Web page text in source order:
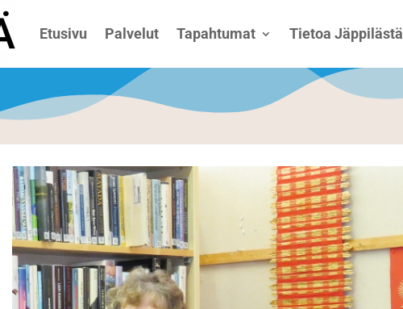
Etusivu Palvelut Tapahtumat Tietoa Jäppilästä